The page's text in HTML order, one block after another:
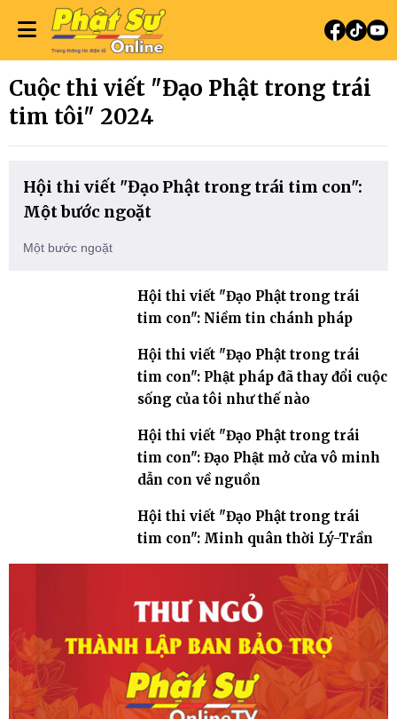
Cuộc thi viết "Đạo Phật trong trái
tim tôi" 2024
Hội thi viết "Đạo Phật trong trái tim con":
Một bước ngoặt
Một bước ngoặt
Hội thi viết "Đạo Phật trong trái
tim con": Niềm tin chánh pháp
Hội thi viết "Đạo Phật trong trái
tim con": Phật pháp đã thay đổi cuộc
sống của tôi như thế nào
Hội thi viết "Đạo Phật trong trái
tim con": Đạo Phật mở cửa vô minh
dẫn con về nguồn
Hội thi viết "Đạo Phật trong trái
tim con": Minh quân thời Lý-Trần